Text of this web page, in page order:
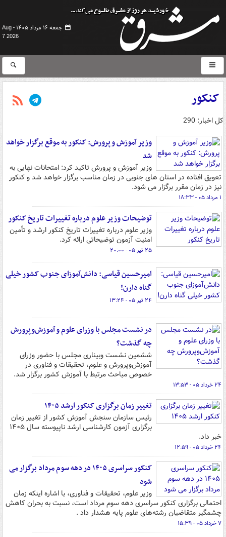
جمعه ۱۶ مرداد ۱۴۰۵ -
Aug
7 2026
کنکور
کل اخبار: 290
وزیر آموزش و پرورش: کنکور به موقع برگزار خواهد
شد
وزیر آموزش و پرورش تاکید کرد: امتحانات نهایی به
تعویق افتاده در استان های جنوبی در زمان مناسب برگزار خواهد شد و کنکور
نیز در زمان مقرر برگزار می شود.
۱ مرداد ۰۵ - ۱۸:۳۳
توضیحات وزیر علوم درباره تغییرات تاریخ کنکور
وزیر علوم درباره تغییرات تاریخ کنکور ارشد و تأمین
امنیت آزمون توضیحاتی ارائه کرد.
۲۵ تیر ۰۵ - ۲۰:۰۰
امیرحسین قیاسی: دانش‌آموزای جنوب کشور خیلی
گناه دارن!
۲۴ تیر ۰۵ - ۱۳:۲۴
در نشست مجلس با وزرای علوم و آموزش‌وپرورش
چه گذشت؟
ششمین نشست وبیناری مجلس با حضور وزرای
آموزش‌وپرورش و علوم، تحقیقات و فناوری در
خصوص مباحث مرتبط با آموزش کشور برگزار شد.
۲۴ خرداد ۰۵ - ۱۳:۵۳
تغییر زمان برگزاری کنکور ارشد ۱۴۰۵
رئیس سازمان سنجش آموزش کشور از تغییر زمان
برگزاری آزمون کارشناسی ارشد ناپیوسته سال ۱۴۰۵
خبر داد.
۲۴ خرداد ۰۵ - ۱۲:۵۹
کنکور سراسری ۱۴۰۵ در دهه سوم مرداد برگزار می
شود
وزیر علوم، تحقیقات و فناوری، با اشاره اینکه زمان
احتمالی برگزاری کنکور سراسری دهه سوم مرداد است، نسبت به بحران کاهش
چشمگیر متقاضیان رشته‌های علوم پایه هشدار داد .
۷ خرداد ۰۵ - ۱۵:۳۹